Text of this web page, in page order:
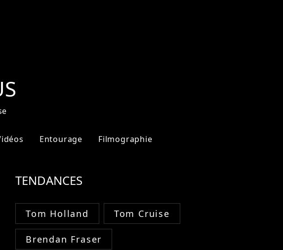
Entourage Filmographie
TENDANCES
Tom Holland Tom Cruise
Brendan Fraser